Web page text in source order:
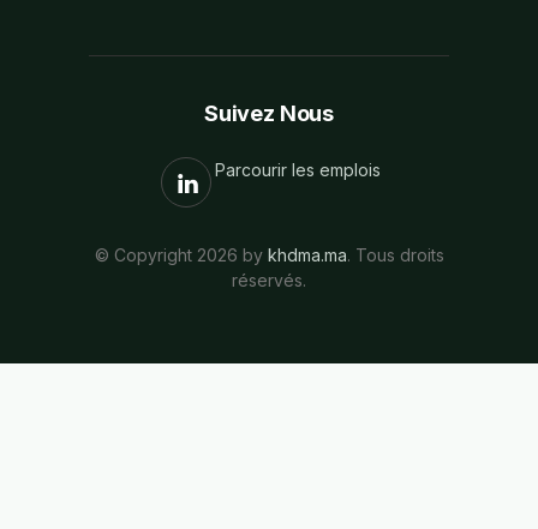
Suivez Nous
Parcourir les emplois
© Copyright 2026 by khdma.ma. Tous droits
réservés.